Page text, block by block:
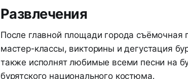
Развлечения
После главной площади города съёмочная
мастер-классы, викторины и дегустация
также исполнят любимые всеми песни на
бурятского национального костюма.